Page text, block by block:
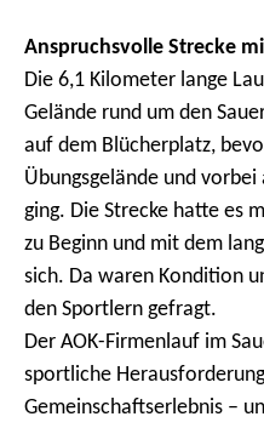
Anspruchsvolle Strecke
Die 6,1 Kilometer lange
Gelände rund um den
auf dem Blücherplatz,
Übungsgelände und
ging. Die Strecke hatte es
zu Beginn und mit dem
sich. Da waren Kondition
den Sportlern gefragt.
Der AOK-Firmenlauf im
sportliche
Gemeinschaftserlebnis –